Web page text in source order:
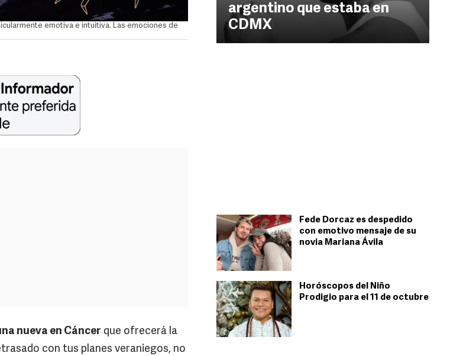
argentino que estaba en
CDMX
Fede Dorcaz es despedido
con emotivo mensaje de su
novia Mariana Ávila
Horóscopos del Niño
Prodigio para el 11 de octubre
emotiva e intuitiva. Las emociones de
nueva en Cáncer que ofrecerá la
con tus planes veraniegos, no